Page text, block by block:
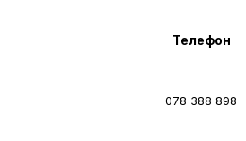
Телефон
078 388 898